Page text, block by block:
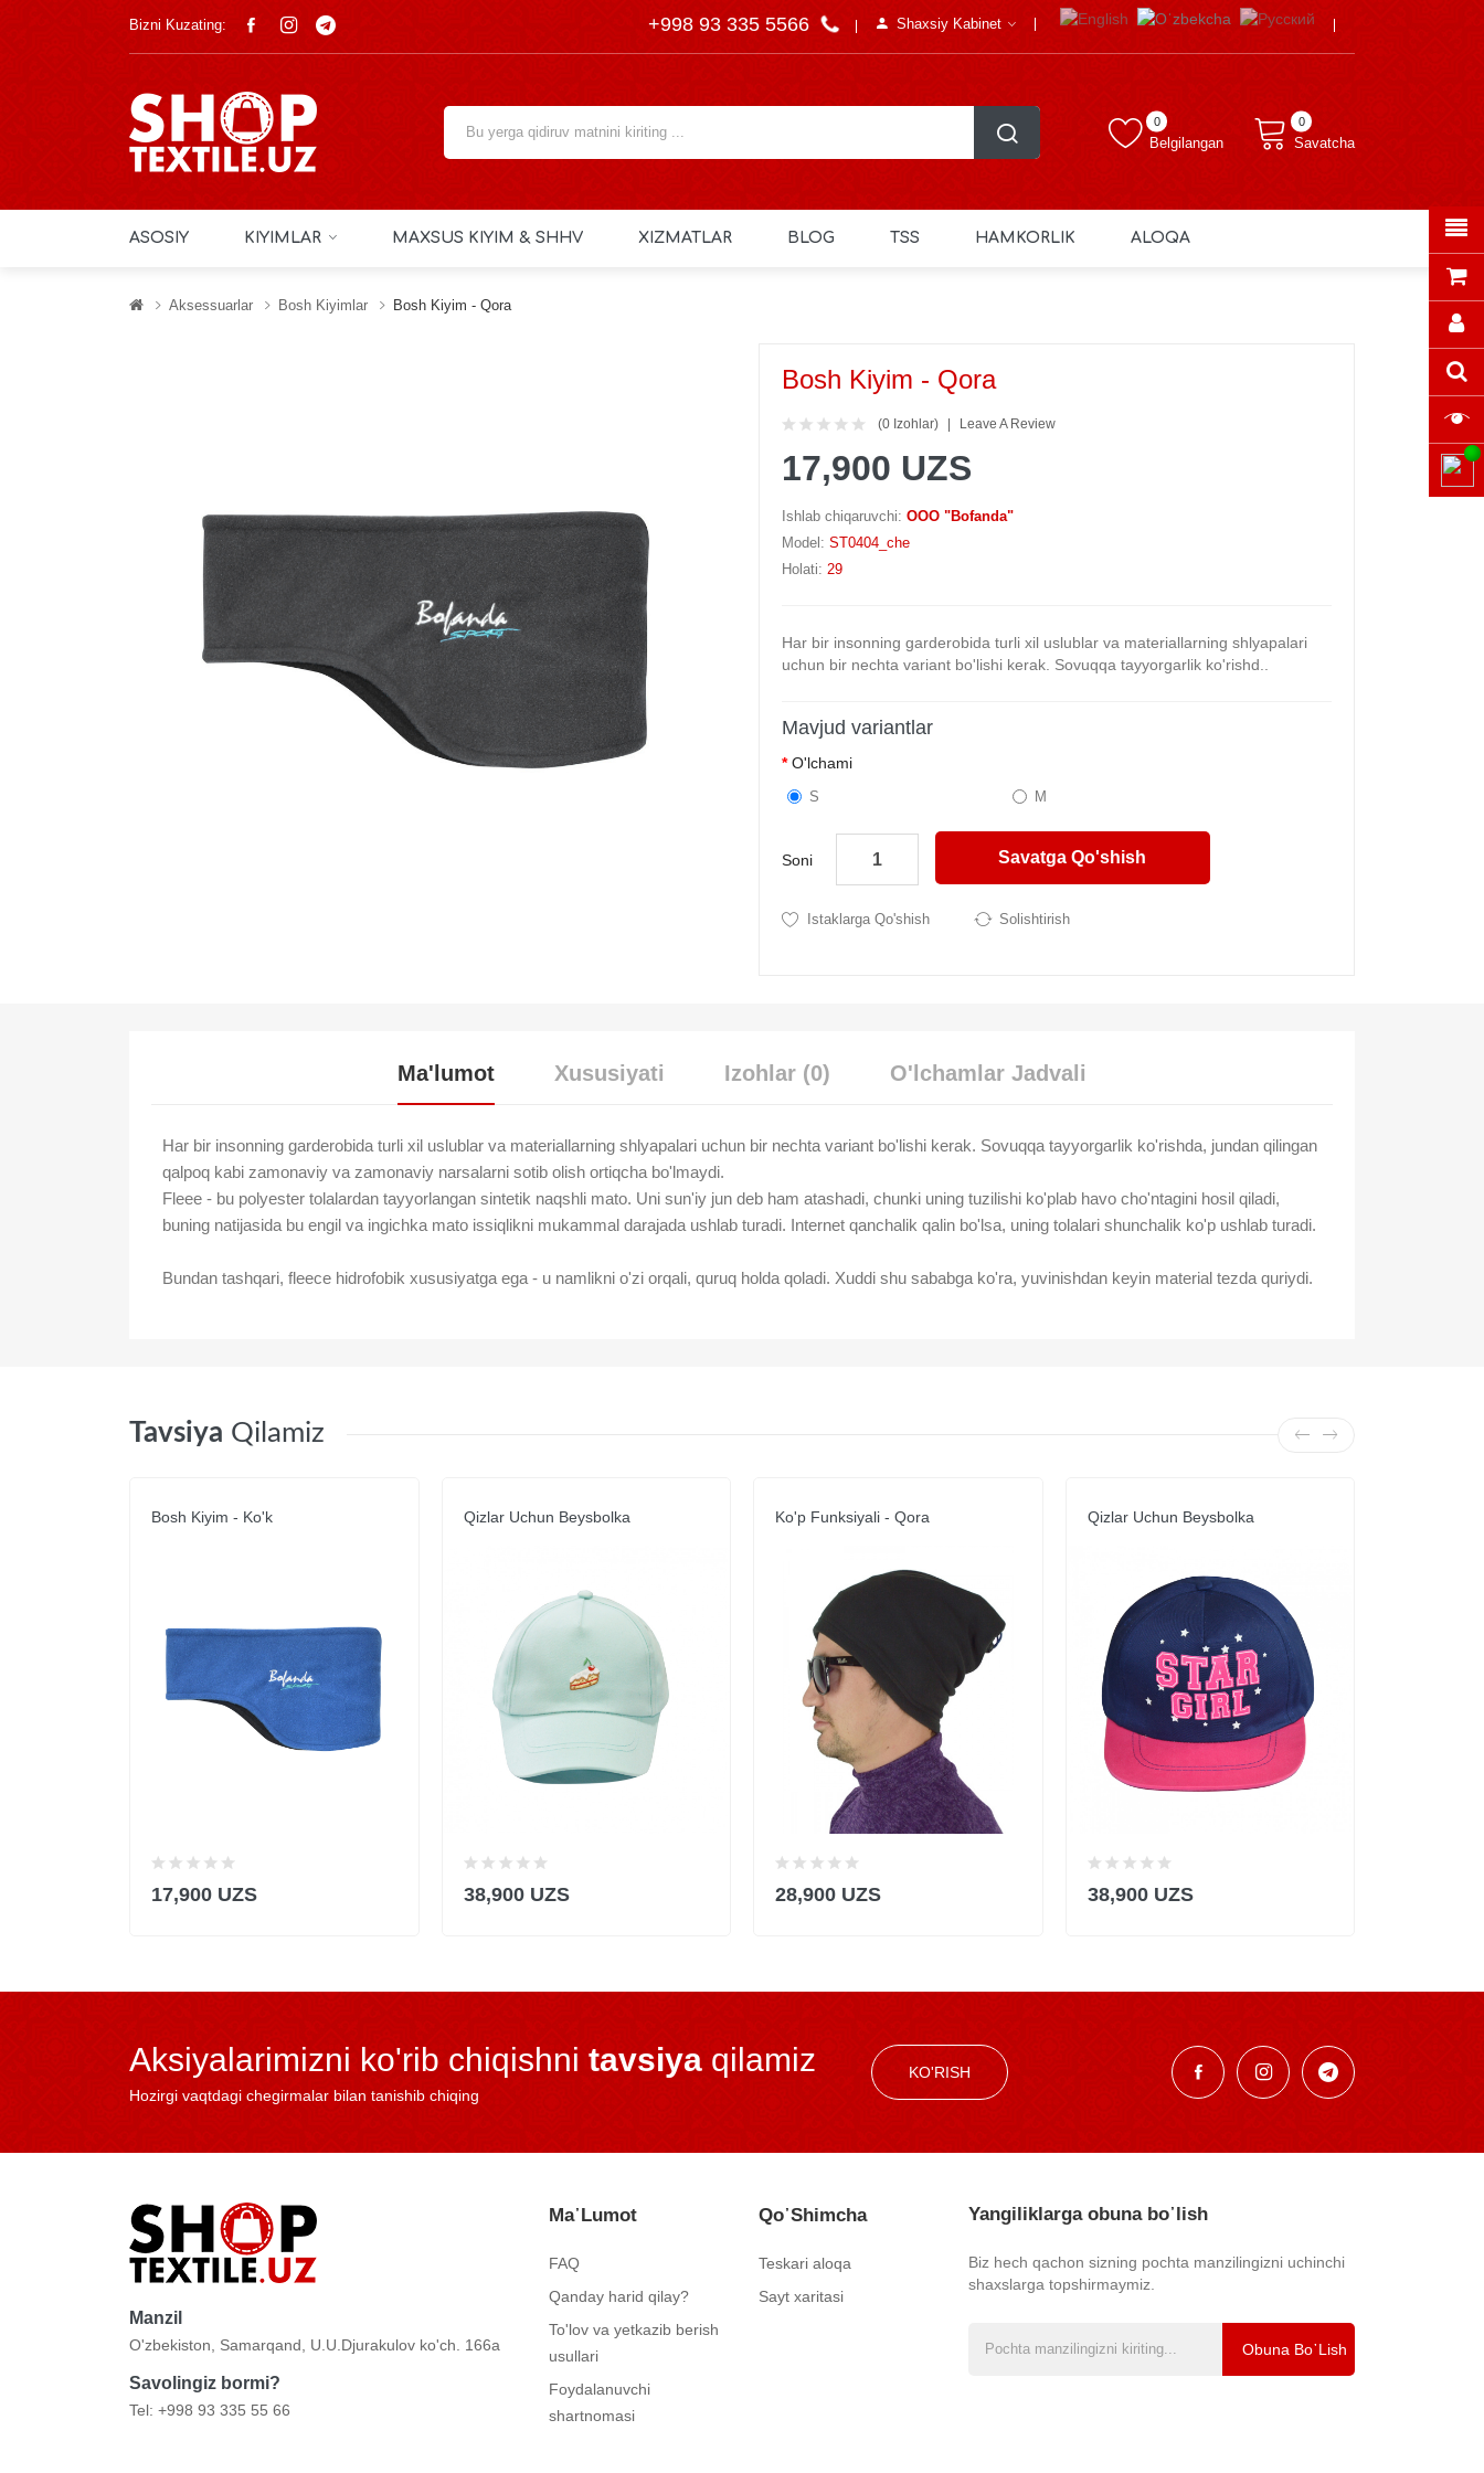
Bizni Kuzating: +998 93 335 5566 Shaxsiy Kabinet
Belgilangan
0 0
Savatcha
ASOSIY KIYIMLAR MAXSUS KIYIM & SHHV XIZMATLAR BLOG TSS HAMKORLIK ALOQA
Aksessuarlar Bosh Kiyimlar Bosh Kiyim - Qora
Bosh Kiyim - Qora
(0 Izohlar) Leave A Review
17,900 UZS
Ishlab chiqaruvchi: OOO "Bofanda"
Model: ST0404_che
Holati: 29
Har bir insonning garderobida turli xil uslublar va materiallarning shlyapalari
uchun bir nechta variant bo'lishi kerak. Sovuqqa tayyorgarlik ko'rishd..
Mavjud variantlar
O'lchami
S M
Soni Savatga Qo'shish
Istaklarga Qo'shish Solishtirish
Ma'lumot Xususiyati Izohlar (0) O'lchamlar Jadvali
Har bir insonning garderobida turli xil uslublar va materiallarning shlyapalari uchun bir nechta variant bo'lishi kerak. Sovuqqa tayyorgarlik ko'rishda, jundan qilingan
qalpoq kabi zamonaviy va zamonaviy narsalarni sotib olish ortiqcha bo'lmaydi.
Fleee - bu polyester tolalardan tayyorlangan sintetik naqshli mato. Uni sun'iy jun deb ham atashadi, chunki uning tuzilishi ko'plab havo cho'ntagini hosil qiladi,
buning natijasida bu engil va ingichka mato issiqlikni mukammal darajada ushlab turadi. Internet qanchalik qalin bo'lsa, uning tolalari shunchalik ko'p ushlab turadi.
Bundan tashqari, fleece hidrofobik xususiyatga ega - u namlikni o'zi orqali, quruq holda qoladi. Xuddi shu sababga ko'ra, yuvinishdan keyin material tezda quriydi.
Tavsiya Qilamiz
Bosh Kiyim - Ko'k
17,900 UZS
Qizlar Uchun Beysbolka
38,900 UZS
Ko'p Funksiyali - Qora
28,900 UZS
Qizlar Uchun Beysbolka
38,900 UZS
Aksiyalarimizni ko'rib chiqishni tavsiya qilamiz
Hozirgi vaqtdagi chegirmalar bilan tanishib chiqing
KO'RISH
Manzil
O'zbekiston, Samarqand, U.U.Djurakulov ko'ch. 166a
Savolingiz bormi?
Tel: +998 93 335 55 66
Ma᾿lumot
FAQ
Qanday harid qilay?
To'lov va yetkazib berish
usullari
Foydalanuvchi
shartnomasi
Qo᾿shimcha
Teskari aloqa
Sayt xaritasi
Yangiliklarga obuna bo᾿lish
Biz hech qachon sizning pochta manzilingizni uchinchi
shaxslarga topshirmaymiz.
Obuna Bo᾿lish